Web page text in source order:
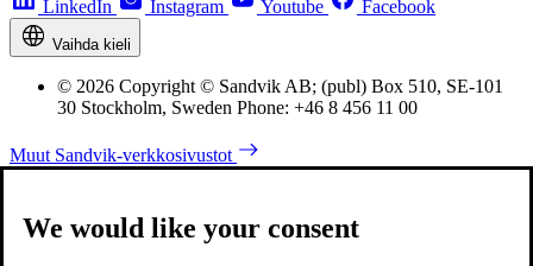
LinkedIn Instagram Youtube Facebook
Vaihda kieli
© 2026 Copyright © Sandvik AB; (publ) Box 510, SE-101
30 Stockholm, Sweden Phone: +46 8 456 11 00
Muut Sandvik-verkkosivustot
We would like your consent